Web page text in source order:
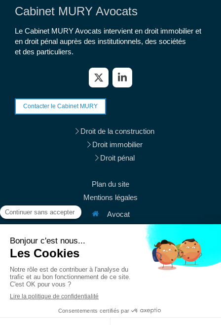
Cabinet MURY Avocats
Le Cabinet MURY Avocats intervient en droit immobilier et
en droit pénal auprès des institutionnels, des sociétés
et des particuliers.
Contacter le Cabinet MURY
Droit de la construction
Droit immobilier
Droit pénal
Plan du site
Mentions légales
Avocat
38 rue du Mont Thabor
Afficher le téléphone
contact@mury-avocats.fr
DuLundiauVendredi